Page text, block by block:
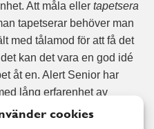
Att måla eller tapetsera
tapetserar behöver man
med tålamod för att få det
kan det vara en god idé
åt en. Alert Senior har
lång erfarenhet av
med jobbet, oavsett
cookies